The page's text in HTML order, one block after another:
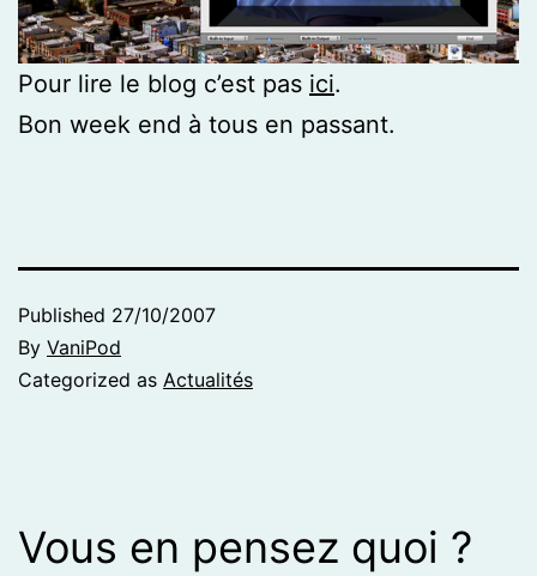
Pour lire le blog c’est pas ici.
Bon week end à tous en passant.
Published 27/10/2007
By VaniPod
Categorized as Actualités
Vous en pensez quoi ?